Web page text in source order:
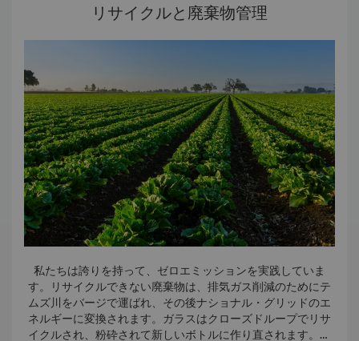
ものです。このシンプルながら有意義な行動により、毎年3ト
ン以上の使い捨てプラスチックが世界の水路に流入するのを
防ぐことができます。
些細なことにも意味があります。かつてお客様に配布されて
いたプラスチック製のキーカードに代わり木製のキーカード
が採用されたことで、毎年廃棄されるはずだった何万ものプ
ラスチック製品が削減されています。それぞれの変化は、ラ
グジュアリーホスピタリティが地球にも深く配慮できるとい
う私たちの信念を反映しています。
リサイクルと廃棄物管理
私たちは誇りを持って、ゼロエミッションを実践していま
す。リサイクルできない廃棄物は、排気ガス削減のためにテ
ムズ川をバージで運ばれ、その後ナショナル・グリッドのエ
ネルギーに変換されます。ガラスはクローズドループでリサ
イクルされ、粉砕されて新しいボトルに作り直されます。ま